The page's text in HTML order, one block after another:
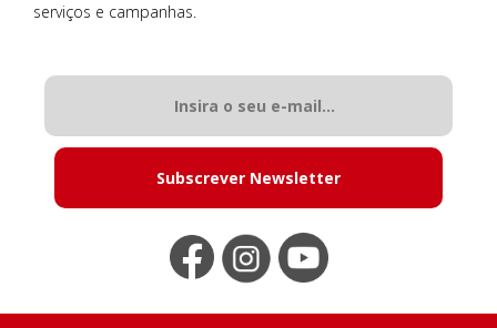
serviços e campanhas.
Subscrever Newsletter